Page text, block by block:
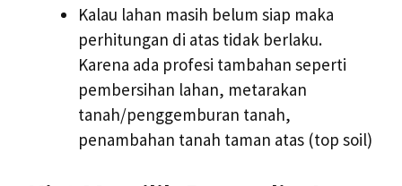
Kalau lahan masih belum siap maka
perhitungan di atas tidak berlaku.
Karena ada profesi tambahan seperti
pembersihan lahan, metarakan
tanah/penggemburan tanah,
penambahan tanah taman atas (top soil)